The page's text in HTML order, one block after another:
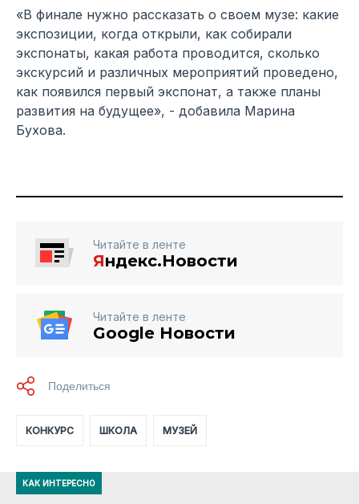
«В финале нужно рассказать о своем музе: какие
экспозиции, когда открыли, как собирали
экспонаты, какая работа проводится, сколько
экскурсий и различных мероприятий проведено,
как появился первый экспонат, а также планы
развития на будущее», - добавила Марина
Бухова.
Читайте в ленте
Яндекс.Новости
Читайте в ленте
Google Новости
КОНКУРС ШКОЛА МУЗЕЙ
КАК ИНТЕРЕСНО